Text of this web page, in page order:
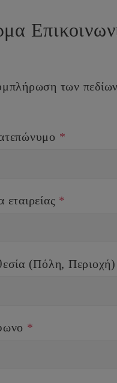
των πεδίων
*
*
(Πόλη, Περιοχή)
*